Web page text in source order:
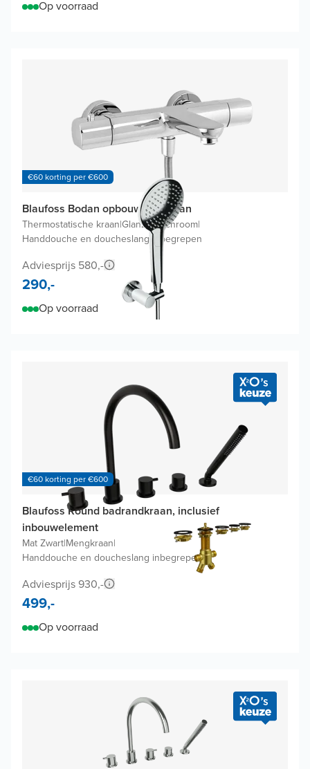
Op voorraad
€60 korting per €600
Blaufoss Bodan opbouw badkraan
Thermostatische kraan|Glanzend chroom|
Handdouche en doucheslang inbegrepen
Adviesprijs 580,-
290,-
Op voorraad
€60 korting per €600
Blaufoss Round badrandkraan, inclusief
inbouwelement
Mat Zwart|Mengkraan|
Handdouche en doucheslang inbegrepen
Adviesprijs 930,-
499,-
Op voorraad